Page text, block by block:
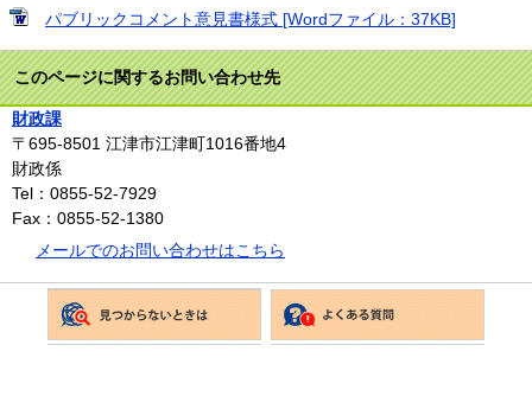
パブリックコメント意見書様式 [Wordファイル：37KB]
このページに関するお問い合わせ先
財政課
〒695-8501 江津市江津町1016番地4
財政係
Tel：0855-52-7929
Fax：0855-52-1380
メールでのお問い合わせはこちら